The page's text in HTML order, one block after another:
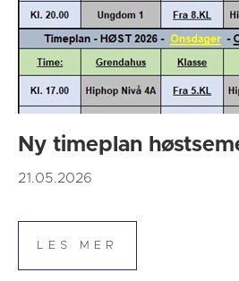
Ny timeplan
21.05.2026